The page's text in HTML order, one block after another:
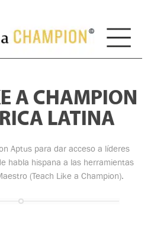
A CHAMPION
LATINA
Aptus para dar acceso a líderes
habla hispana a las herramientas
(Teach Like a Champion).